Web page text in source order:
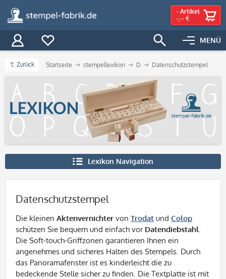
MENÜ
- Artikel
-,-- €
Zurück Startseite stempellexikon D Datenschutzstempel
Lexikon Navigation
Datenschutzstempel
Die kleinen Aktenvernichter von Trodat und Colop
schützen Sie bequem und einfach vor Datendiebstahl
Die Soft-touch-Griffzonen garantieren Ihnen ein
angenehmes und sicheres Halten des Stempels. Durch
das Panoramafenster ist es kinderleicht die zu
bedeckende Stelle sicher zu finden. Die Textplatte ist mit